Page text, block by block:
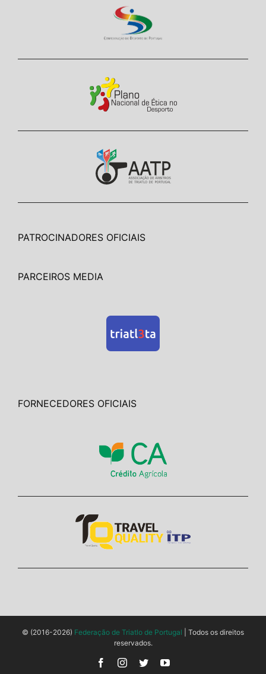
PATROCINADORES OFICIAIS
PARCEIROS MEDIA
FORNECEDORES OFICIAIS
© (2016-2026) Federação de Triatlo de Portugal | Todos os direitos
reservados.
FacebookInstagram
TwitterYouTube